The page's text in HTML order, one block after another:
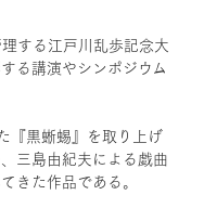
する江戸川乱歩記念大
る講演やシンポジウム
『黒蜥蜴』を取り上げ
三島由紀夫による戯曲
きた作品である。